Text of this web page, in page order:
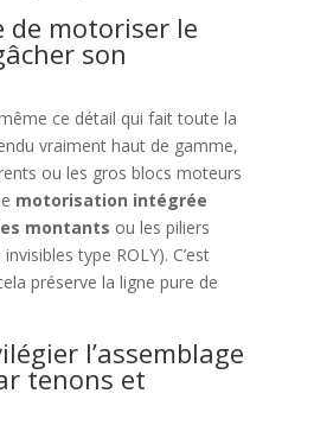
de motoriser le
son
ce détail qui fait toute la
vraiment haut de gamme,
ou les gros blocs moteurs
motorisation intégrée
montants ou les piliers
type ROLY). C’est
préserve la ligne pure de
l’assemblage
tenons et